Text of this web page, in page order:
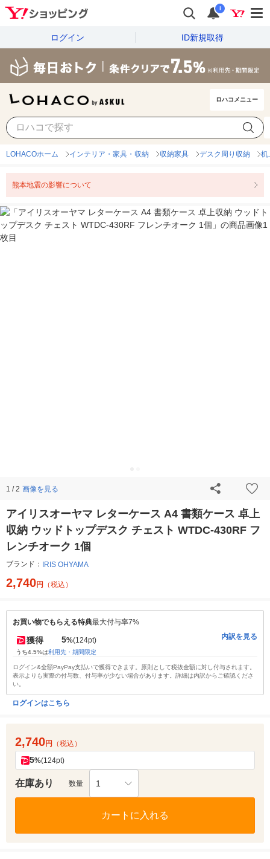
i
ログイン ID新規取得
ロハコメニュー
LOHACOホーム インテリア・家具・収納 収納家具 デスク周り収納 机
熊本地震の影響について
1 / 2 画像を見る
アイリスオーヤマ レターケース A4 書類ケース 卓上
収納 ウッドトップデスク チェスト WTDC-430RF フ
レンチオーク 1個
ブランド： IRIS OHYAMA
2,740円 （税込）
お買い物でもらえる特典最大付与率7%
獲得 5%(124pt)
うち4.5%は利用先・期間限定
内訳を見る
ログイン&全額PayPay支払いで獲得できます。原則として税抜金額に対し付与されます。
表示よりも実際の付与数、付与率が少ない場合があります。詳細は内訳からご確認くださ
い。
ログインはこちら
2,740円 （税込）
5%(124pt)
在庫あり 数量 1
カートに入れる